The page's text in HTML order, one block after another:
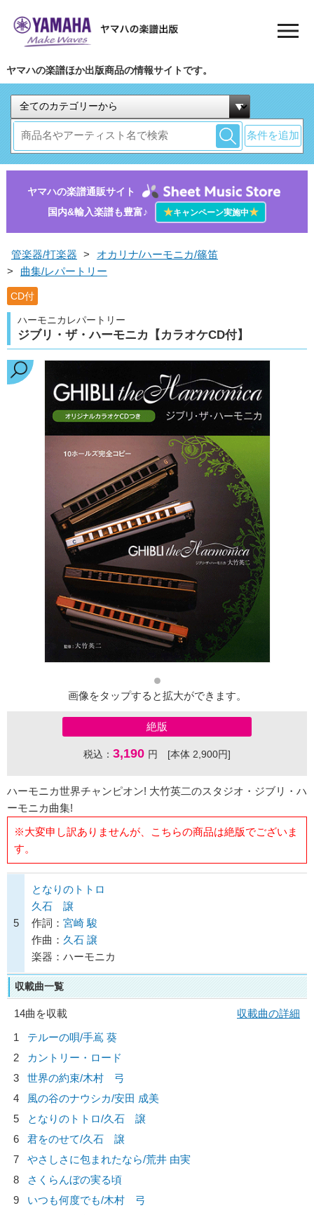
ヤマハの楽譜ほか出版商品の情報サイトです。
条件を追加
ヤマハの楽譜通販サイト
国内&輸入楽譜も豊富♪
★キャンペーン実施中★
管楽器/打楽器 >
オカリナ/ハーモニカ/篠笛
>
曲集/レパートリー
CD付
ハーモニカレパートリー
ジブリ・ザ・ハーモニカ【カラオケCD付】
画像をタップすると拡大ができます。
絶版
税込： 3,190 円 [本体 2,900円]
ハーモニカ世界チャンピオン! 大竹英二のスタジオ・ジブリ・ハ
ーモニカ曲集!
※大変申し訳ありませんが、こちらの商品は絶版でございま
す。
5
となりのトトロ
久石 譲
作詞： 宮崎 駿
作曲： 久石 譲
楽器：ハーモニカ
収載曲一覧
14曲を収載
収載曲の詳細
1
テルーの唄/手嶌 葵
2
カントリー・ロード
3
世界の約束/木村 弓
4
風の谷のナウシカ/安田 成美
5
となりのトトロ/久石 譲
6
君をのせて/久石 譲
7
やさしさに包まれたなら/荒井 由実
8
さくらんぼの実る頃
9
いつも何度でも/木村 弓